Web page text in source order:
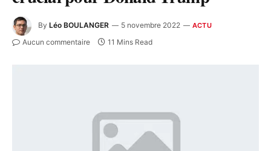
By Léo BOULANGER 5 novembre 2022 ACTU
Aucun commentaire 11 Mins Read